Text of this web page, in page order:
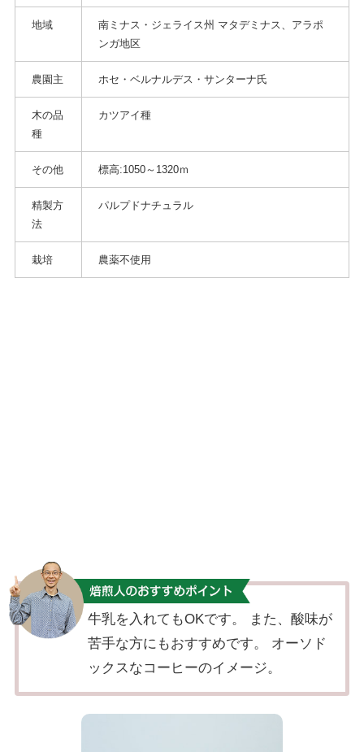
地域
南ミナス・ジェライス州 マタデミナス、アラポ
ンガ地区
農園主 ホセ・ベルナルデス・サンターナ氏
木の品
種
カツアイ種
その他 標高:1050～ 1320ｍ
精製方
法
パルプドナチュラル
栽培 農薬不使用
牛乳を入れてもOKです。 また、酸味が
苦手な方にもおすすめです。 オーソド
ックスなコーヒーのイメージ。